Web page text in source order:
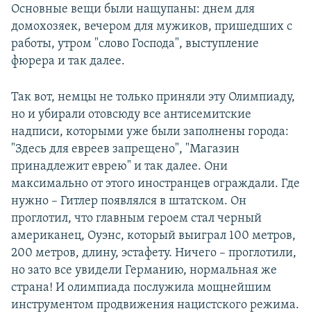
Основные вещи были нащупаны: днем для
домохозяек, вечером для мужиков, пришедших с
работы, утром "слово Господа", выступление
фюрера и так далее.
Так вот, немцы не только приняли эту Олимпиаду,
но и убирали отовсюду все антисемитские
надписи, которыми уже были заполнены города:
"Здесь для евреев запрещено", "Магазин
принадлежит еврею" и так далее. Они
максимально от этого иностранцев ограждали. Где
нужно – Гитлер появлялся в штатском. Он
проглотил, что главным героем стал черный
американец, Оуэнс, который выиграл 100 метров,
200 метров, длину, эстафету. Ничего – проглотили,
но зато все увидели Германию, нормальная же
страна! И олимпиада послужила мощнейшим
инструментом продвижения нацистского режима.